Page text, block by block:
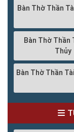
Bàn Thờ Thần
Bàn Thờ Thần
Thủy
Bàn Thờ Thần